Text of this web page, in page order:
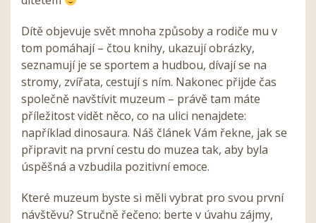
Dítě objevuje svět mnoha způsoby a rodiče mu v
tom pomáhají – čtou knihy, ukazují obrázky,
seznamují je se sportem a hudbou, dívají se na
stromy, zvířata, cestují s ním. Nakonec přijde čas
společně navštívit muzeum – právě tam máte
příležitost vidět něco, co na ulici nenajdete:
například dinosaura. Náš článek Vám řekne, jak se
připravit na první cestu do muzea tak, aby byla
úspěšná a vzbudila pozitivní emoce.
Které muzeum byste si měli vybrat pro svou první
návštěvu? Stručně řečeno: berte v úvahu zájmy,